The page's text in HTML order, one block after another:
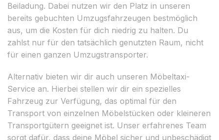
Beiladung. Dabei nutzen wir den Platz in unseren
bereits gebuchten Umzugsfahrzeugen bestmöglich
aus, um die Kosten für dich niedrig zu halten. Du
zahlst nur für den tatsächlich genutzten Raum, nicht
für einen ganzen Umzugstransporter.
Alternativ bieten wir dir auch unseren Möbeltaxi-
Service an. Hierbei stellen wir dir ein spezielles
Fahrzeug zur Verfügung, das optimal für den
Transport von einzelnen Möbelstücken oder kleineren
Transportgütern geeignet ist. Unser erfahrenes Team
sorgt dafür, dass deine Möbel sicher und unbeschädigt